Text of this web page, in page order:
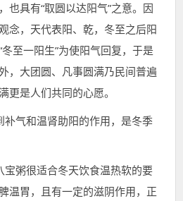
也具有“取圆以达阳气”之意。因
念，天代表阳、乾，冬至之后阳
至一阳生”为使阳气回复，于是
，大团圆、凡事圆满乃民间普遍
更是人们共同的心愿。
气和温肾助阳的作用，是冬季
粥很适合冬天饮食温热软的要
温胃，且有一定的滋阴作用，正